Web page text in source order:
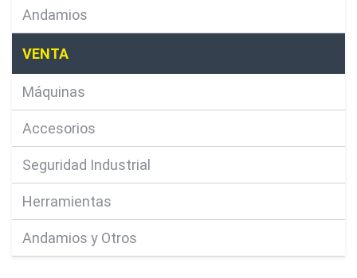
Andamios
VENTA
Máquinas
Accesorios
Seguridad Industrial
Herramientas
Andamios y Otros